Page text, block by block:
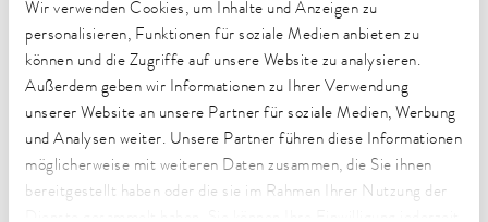
Wir verwenden Cookies, um Inhalte und Anzeigen zu
personalisieren, Funktionen für soziale Medien anbieten zu
können und die Zugriffe auf unsere Website zu analysieren.
Außerdem geben wir Informationen zu Ihrer Verwendung
unserer Website an unsere Partner für soziale Medien, Werbung
und Analysen weiter. Unsere Partner führen diese Informationen
möglicherweise mit weiteren Daten zusammen, die Sie ihnen
bereitgestellt haben oder die sie im Rahmen Ihrer Nutzung der
Leistungsaufnahme
16 A
Badöffnung (Ø)
111 mm
Anzahl der Badöffnungen
8